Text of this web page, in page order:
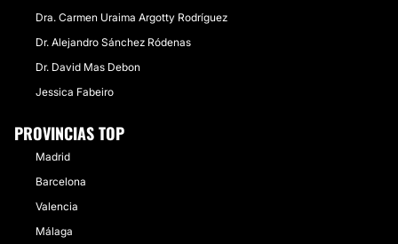
Dra. Carmen Uraima Argotty Rodríguez
Dr. Alejandro Sánchez Ródenas
Dr. David Mas Debon
Jessica Fabeiro
PROVINCIAS TOP
Madrid
Barcelona
Valencia
Málaga